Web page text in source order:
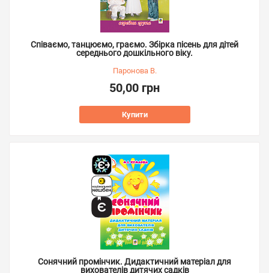
Співаємо, танцюємо, граємо. Збірка пісень для дітей
середнього дошкільного віку.
Паронова В.
50,00 грн
Купити
Сонячний промінчик. Дидактичний матеріал для
вихователів дитячих садків